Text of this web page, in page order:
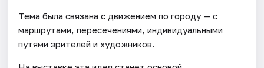
Тема была связана с движением по городу — с
маршрутами, пересечениями, индивидуальными
путями зрителей и художников.